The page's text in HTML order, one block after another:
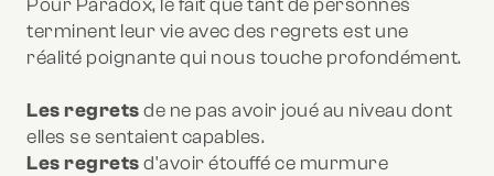
terminent leur vie avec des regrets est une
réalité poignante qui nous touche profondément.
Les regretsde ne pas avoir joué au niveau dont
elles se sentaient capables.
Les regretsd'avoir étouffé ce murmure